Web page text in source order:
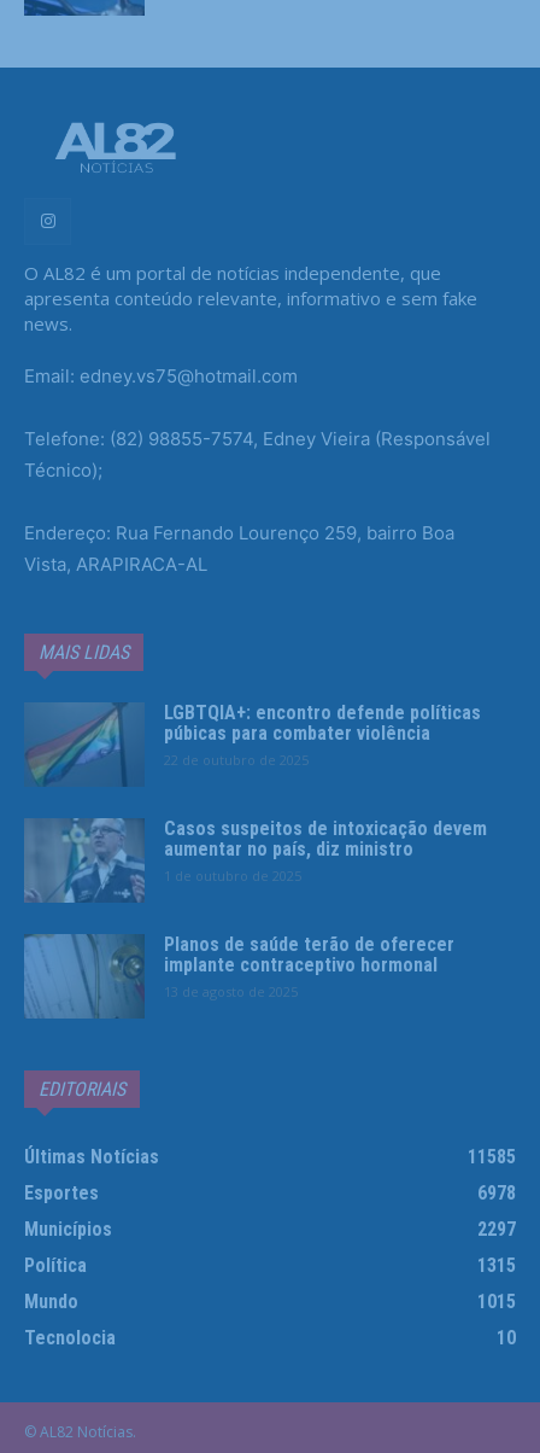
O AL82 é um portal de notícias independente, que
apresenta conteúdo relevante, informativo e sem fake
news.
Email: edney.vs75@hotmail.com
Telefone: (82) 98855-7574, Edney Vieira (Responsável
Técnico);
Endereço: Rua Fernando Lourenço 259, bairro Boa
Vista, ARAPIRACA-AL
MAIS LIDAS
LGBTQIA+: encontro defende políticas
púbicas para combater violência
22 de outubro de 2025
Casos suspeitos de intoxicação devem
aumentar no país, diz ministro
1 de outubro de 2025
Planos de saúde terão de oferecer
implante contraceptivo hormonal
13 de agosto de 2025
EDITORIAIS
Últimas Notícias
11585
Esportes
6978
Municípios
2297
Política
1315
Mundo
1015
Tecnolocia
10
© AL82 Notícias.